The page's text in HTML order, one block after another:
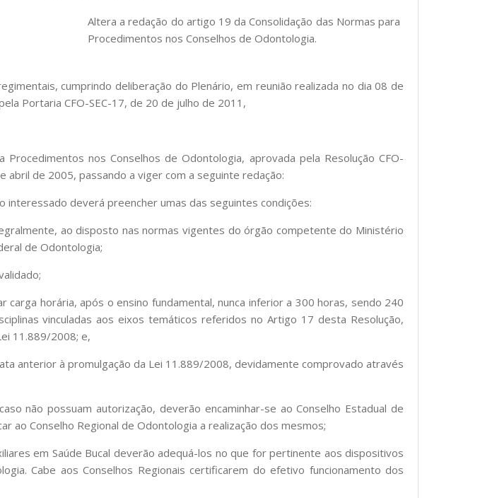
Altera a redação do artigo 19 da Consolidação das Normas para
Procedimentos nos Conselhos de Odontologia.
cumprindo deliberação do Plenário, em reunião realizada no dia 08 de
Portaria CFO-SEC-17, de 20 de julho de 2011,
nos Conselhos de Odontologia, aprovada pela Resolução CFO-
abril de 2005, passando a viger com a seguinte redação:
interessado deverá preencher umas das seguintes condições:
ao disposto nas normas vigentes do órgão competente do Ministério
de Odontologia;
horária, após o ensino fundamental, nunca inferior a 300 horas, sendo 240
vinculadas aos eixos temáticos referidos no Artigo 17 desta Resolução,
11.889/2008; e,
anterior à promulgação da Lei 11.889/2008, devidamente comprovado através
não possuam autorização, deverão encaminhar-se ao Conselho Estadual de
ao Conselho Regional de Odontologia a realização dos mesmos;
em Saúde Bucal deverão adequá-los no que for pertinente aos dispositivos
Cabe aos Conselhos Regionais certificarem do efetivo funcionamento dos